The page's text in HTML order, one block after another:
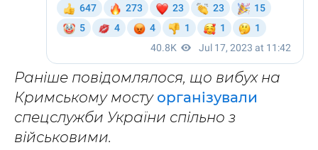
Раніше повідомлялося, що вибух на
Кримському мосту організували
спецслужби України спільно з
військовими.